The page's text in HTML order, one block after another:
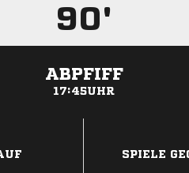
90'
ABPFIFF
17:45UHR
SPIELE